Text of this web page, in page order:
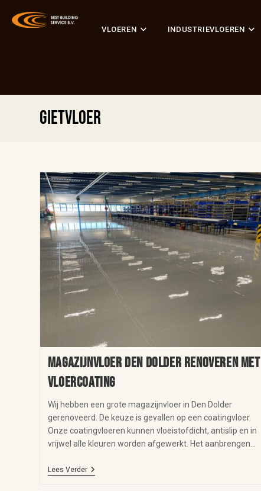
VLOEREN INDUSTRIEVLOEREN
gietvloer
Magazijnvloer Den Dolder renoveren met
vloercoating
Wij hebben een grote magazijnvloer in Den Dolder
gerenoveerd. De keuze is gevallen op een coatingvloer.
Onze coatingvloeren kunnen vloeistofdicht, antislip en in
vrijwel alle kleuren worden afgewerkt. Het aanbrengen…
Lees Verder